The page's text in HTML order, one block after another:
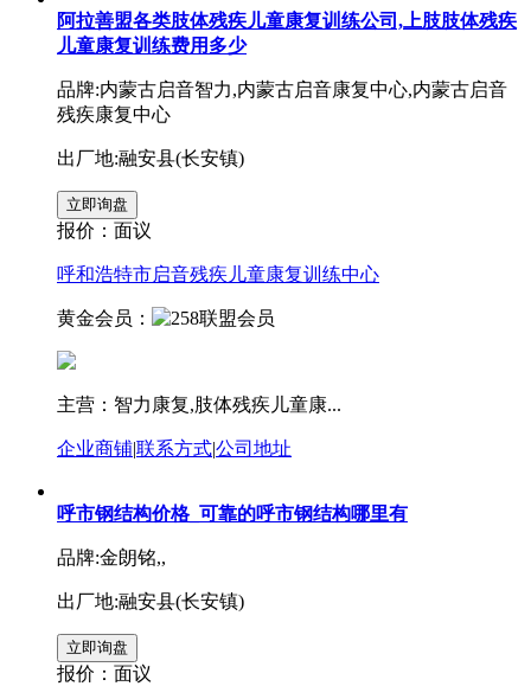
阿拉善盟各类肢体残疾儿童康复训练公司,上肢肢体残疾
儿童康复训练费用多少
品牌:内蒙古启音智力,内蒙古启音康复中心,内蒙古启音
残疾康复中心
出厂地:融安县(长安镇)
报价： 面议
呼和浩特市启音残疾儿童康复训练中心
黄金会员：
主营：智力康复,肢体残疾儿童康...
企业商铺|联系方式|公司地址
呼市钢结构价格_可靠的呼市钢结构哪里有
品牌:金朗铭,,
出厂地:融安县(长安镇)
报价： 面议